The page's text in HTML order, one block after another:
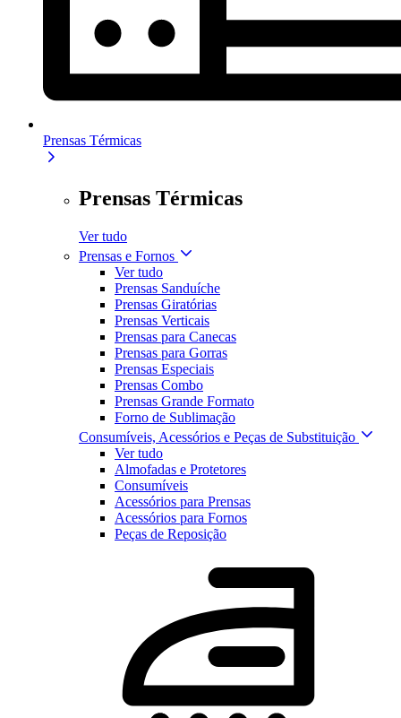
Prensas Térmicas
Prensas Térmicas
Ver tudo
Prensas e Fornos
Ver tudo
Prensas Sanduíche
Prensas Giratórias
Prensas Verticais
Prensas para Canecas
Prensas para Gorras
Prensas Especiais
Prensas Combo
Prensas Grande Formato
Forno de Sublimação
Consumíveis, Acessórios e Peças de Substituição
Ver tudo
Almofadas e Protetores
Consumíveis
Acessórios para Prensas
Acessórios para Fornos
Peças de Reposição